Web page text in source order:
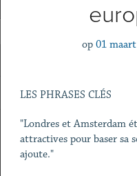
op 01
LES PHRASES CLÉS
"Londres et Amsterdam
attractives pour baser sa
ajoute."